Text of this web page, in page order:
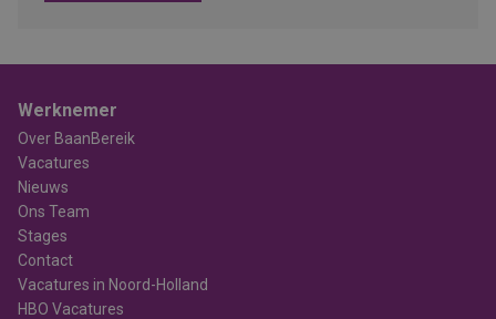
Werknemer
Over BaanBereik
Vacatures
Nieuws
Ons Team
Stages
Contact
Vacatures in Noord-Holland
HBO Vacatures